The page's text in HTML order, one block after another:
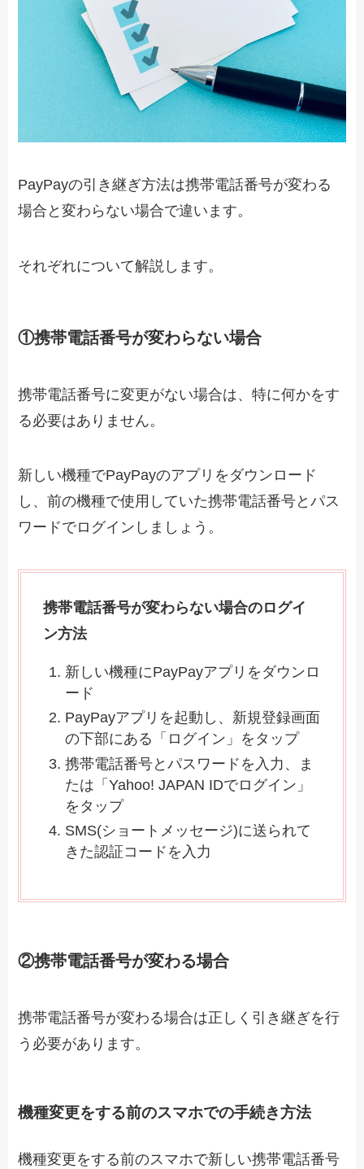
PayPayの引き継ぎ方法は携帯電話番号が変わる
場合と変わらない場合で違います。
それぞれについて解説します。
①携帯電話番号が変わらない場合
携帯電話番号に変更がない場合は、特に何かをす
る必要はありません。
新しい機種でPayPayのアプリをダウンロード
し、前の機種で使用していた携帯電話番号とパス
ワードでログインしましょう。
携帯電話番号が変わらない場合のログイ
ン方法
新しい機種にPayPayアプリをダウンロ
ード
PayPayアプリを起動し、新規登録画面
の下部にある「ログイン」をタップ
携帯電話番号とパスワードを入力、ま
たは「Yahoo! JAPAN IDでログイン」
をタップ
SMS(ショートメッセージ)に送られて
きた認証コードを入力
②携帯電話番号が変わる場合
携帯電話番号が変わる場合は正しく引き継ぎを行
う必要があります。
機種変更をする前のスマホでの手続き方法
機種変更をする前のスマホで新しい携帯電話番号